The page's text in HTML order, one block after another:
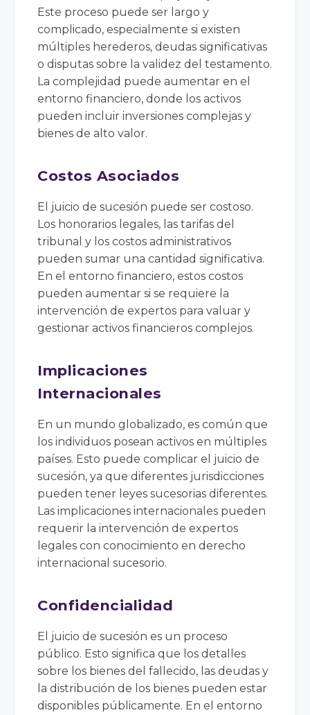
Este proceso puede ser largo y
complicado, especialmente si existen
múltiples herederos, deudas significativas
o disputas sobre la validez del testamento.
La complejidad puede aumentar en el
entorno financiero, donde los activos
pueden incluir inversiones complejas y
bienes de alto valor.
Costos Asociados
El juicio de sucesión puede ser costoso.
Los honorarios legales, las tarifas del
tribunal y los costos administrativos
pueden sumar una cantidad significativa.
En el entorno financiero, estos costos
pueden aumentar si se requiere la
intervención de expertos para valuar y
gestionar activos financieros complejos.
Implicaciones
Internacionales
En un mundo globalizado, es común que
los individuos posean activos en múltiples
países. Esto puede complicar el juicio de
sucesión, ya que diferentes jurisdicciones
pueden tener leyes sucesorias diferentes.
Las implicaciones internacionales pueden
requerir la intervención de expertos
legales con conocimiento en derecho
internacional sucesorio.
Confidencialidad
El juicio de sucesión es un proceso
público. Esto significa que los detalles
sobre los bienes del fallecido, las deudas y
la distribución de los bienes pueden estar
disponibles públicamente. En el entorno